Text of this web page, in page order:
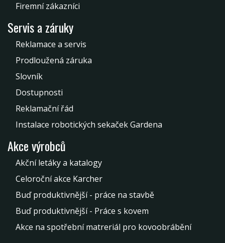
Firemní zákazníci
Servis a záruky
Reklamace a servis
Prodloužená záruka
Slovník
Dostupnosti
Reklamační řád
Instalace robotických sekaček Gardena
Akce výrobců
Akční letáky a katalogy
Celoroční akce Karcher
Buď produktivnější - práce na stavbě
Buď produktivnější - Práce s kovem
Akce na spotřební matreriál pro kovoobrábění